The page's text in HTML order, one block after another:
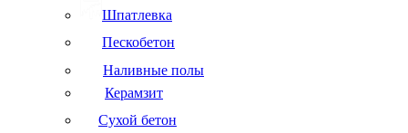
Шпатлевка
Пескобетон
Наливные полы
Керамзит
Сухой бетон